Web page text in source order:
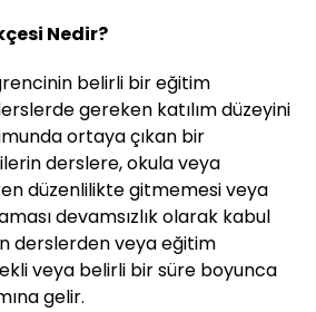
Nedir?
belirli bir eğitim
gereken katılım düzeyini
ortaya çıkan bir
derslere, okula veya
düzenlilikte gitmemesi veya
devamsızlık olarak kabul
derslerden veya eğitim
veya belirli bir süre boyunca
gelir.